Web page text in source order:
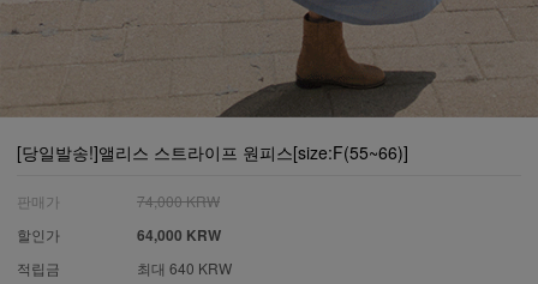
[당일발송!]앨리스 스트라이프 원피스[size:F(55~66)]
판매가
74,000 KRW
할인가
64,000 KRW
적립금 최대 640 KRW